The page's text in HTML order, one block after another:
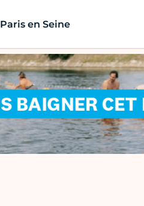
Paris en Seine